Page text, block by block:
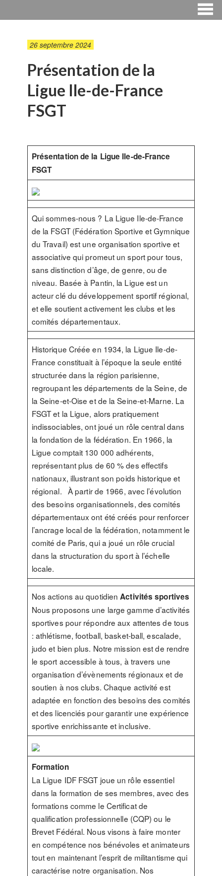
26 septembre 2024
Présentation de la
Ligue Ile-de-France
FSGT
Présentation de la Ligue Ile-de-France
FSGT
Qui sommes-nous ? La Ligue Ile-de-France
de la FSGT (Fédération Sportive et Gymnique
du Travail) est une organisation sportive et
associative qui promeut un sport pour tous,
sans distinction d’âge, de genre, ou de
niveau. Basée à Pantin, la Ligue est un
acteur clé du développement sportif régional,
et elle soutient activement les clubs et les
comités départementaux.
Historique Créée en 1934, la Ligue Ile-de-
France constituait à l’époque la seule entité
structurée dans la région parisienne,
regroupant les départements de la Seine, de
la Seine-et-Oise et de la Seine-et-Marne. La
FSGT et la Ligue, alors pratiquement
indissociables, ont joué un rôle central dans
la fondation de la fédération. En 1966, la
Ligue comptait 130 000 adhérents,
représentant plus de 60 % des effectifs
nationaux, illustrant son poids historique et
régional. À partir de 1966, avec l’évolution
des besoins organisationnels, des comités
départementaux ont été créés pour renforcer
l’ancrage local de la fédération, notamment le
comité de Paris, qui a joué un rôle crucial
dans la structuration du sport à l’échelle
locale.
Nos actions au quotidienActivités sportives
Nous proposons une large gamme d’activités
sportives pour répondre aux attentes de tous
: athlétisme, football, basket-ball, escalade,
judo et bien plus. Notre mission est de rendre
le sport accessible à tous, à travers une
organisation d’évènements régionaux et de
soutien à nos clubs. Chaque activité est
adaptée en fonction des besoins des comités
et des licenciés pour garantir une expérience
sportive enrichissante et inclusive​.
Formation
La Ligue IDF FSGT joue un rôle essentiel
dans la formation de ses membres, avec des
formations comme le Certificat de
qualification professionnelle (CQP) ou le
Brevet Fédéral. Nous visons à faire monter
en compétence nos bénévoles et animateurs
tout en maintenant l’esprit de militantisme qui
caractérise notre organisation. Nos